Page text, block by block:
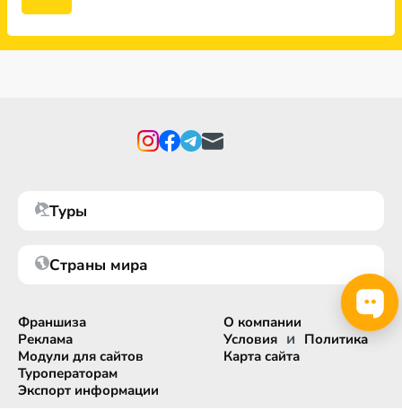
Туры
Страны мира
Франшиза
Реклама
Модули для сайтов
Туроператорам
Экспорт информации
О компании
Условия и Политика
Карта сайта